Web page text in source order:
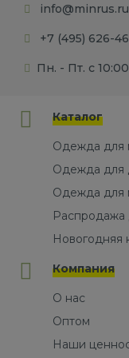
info@minrus.ru
+7 (495) 626-
Пн. - Пт. с
Каталог
Одежда для
Одежда для
Одежда для
Новогодняя
Компания
О нас
Оптом
Наши